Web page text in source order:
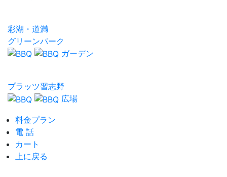
彩湖・道満
グリーンパーク
ガーデン
プラッツ習志野
広場
料金プラン
電 話
カート
上に戻る